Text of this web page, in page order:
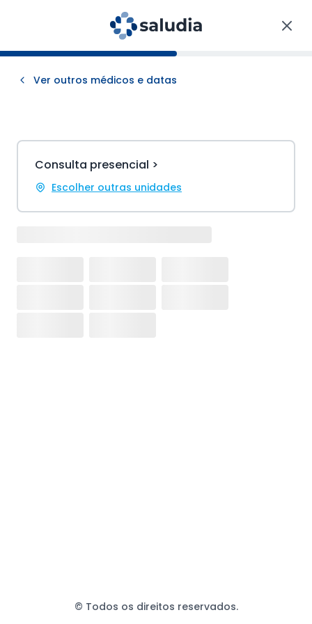
Ver outros médicos e datas
Consulta presencial >
Escolher outras unidades
© Todos os direitos reservados.